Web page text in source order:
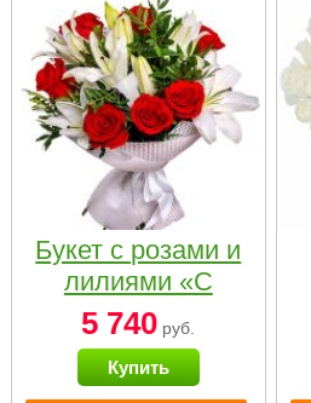
Букет с розами и
лилиями «С
наилучшими
пожеланиями»
5 740 руб.
Купить